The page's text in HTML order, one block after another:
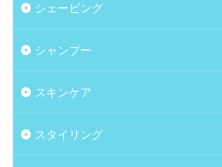
シェービング
シャンプー
スキンケア
スタイリング